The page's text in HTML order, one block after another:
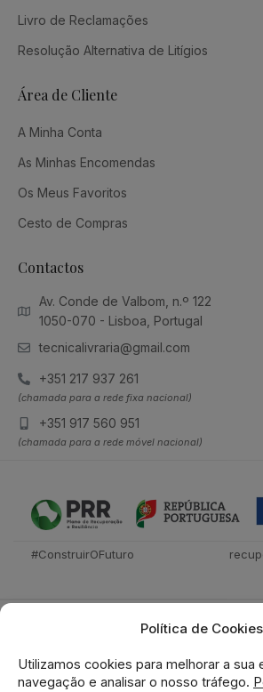
Política de Cookies
Utilizamos cookies para melhorar a sua
navegação e analisar o nosso tráfego.
Livro de Reclamações
Resolução Alternativa de Litígios
Área de Cliente
A Minha Conta
As Minhas Encomendas
Os Meus Favoritos
Cesto de Compras
Contactos
Av. Conde de Valbom, n.º 122
1050-070 - Lisboa, Portugal
tecnicalivraria@gmail.com
+351 217 937 261
(chamada para a rede fixa nacional)
+351 917 560 951
(chamada para a rede móvel nacional)
#ConstruirOFuturo